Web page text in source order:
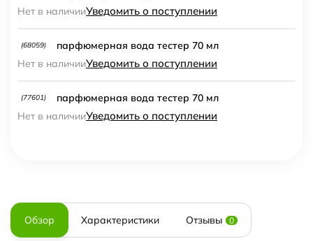
Нет в наличииУведомить о поступлении
(68059)
парфюмерная вода тестер 70 мл
Нет в наличииУведомить о поступлении
(77601)
парфюмерная вода тестер 70 мл
Нет в наличииУведомить о поступлении
Обзор Характеристики Отзывы 0